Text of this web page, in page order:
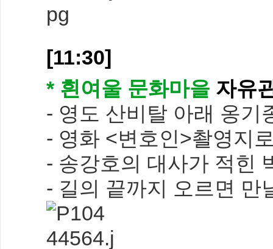
[11:30]
* 흰여울 문화마을 자유
- 영도 산비탈 아래 옹기
- 영화 <변호인>촬영지
- 송강호의 대사가 적힌
- 길의 끝까지 오르면 만